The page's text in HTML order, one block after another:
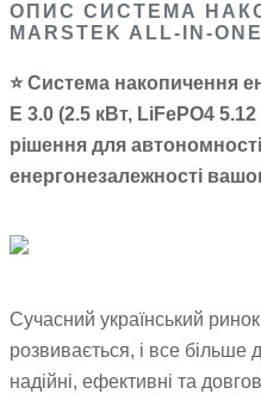
ОПИС СИСТЕМА
MARSTEK ALL-IN-
⭐ Система накопичення
E 3.0 (2.5 кВт, LiFePO4
рішення для
енергонезалежності
Сучасний український
розвивається, і все більше
надійні, ефективні та